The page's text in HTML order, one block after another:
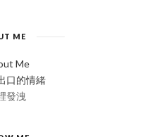
口的情緒
發洩